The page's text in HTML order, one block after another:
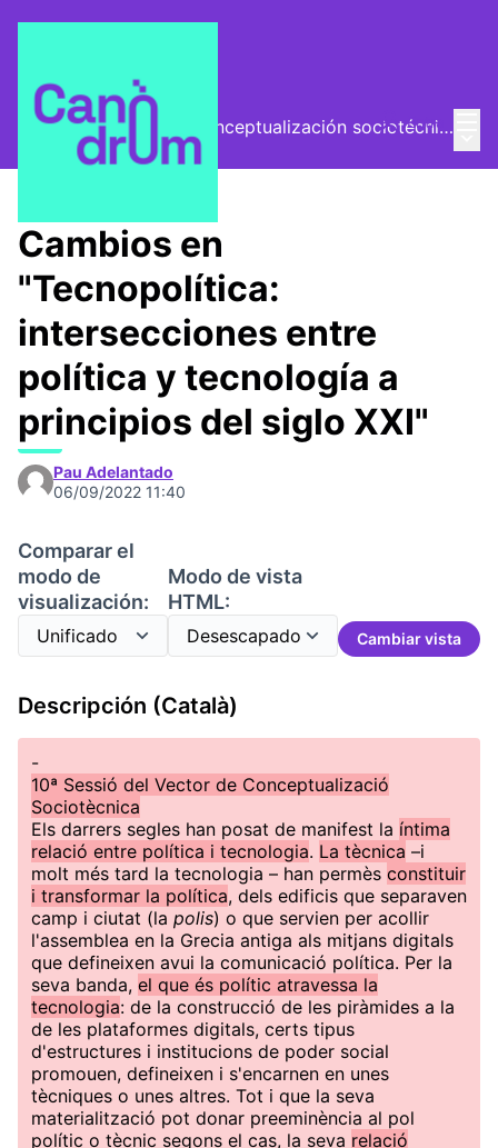
EntraEl Vector (vector de conceptualización sociotécnica)
Encuentros
Cambios en
"Tecnopolítica:
intersecciones entre
política y tecnología a
principios del siglo XXI"
Pau Adelantado
06/09/2022 11:40
Comparar el
modo de
visualización:
Modo de vista
HTML:
Cambiar vista
Descripción (Català)
-
10ª Sessió del Vector de Conceptualizació
Sociotècnica
Els darrers segles han posat de manifest la íntima
relació entre política i tecnologia. La tècnica –i
molt més tard la tecnologia – han permès constituir
i transformar la política, dels edificis que separaven
camp i ciutat (la polis) o que servien per acollir
l'assemblea en la Grecia antiga als mitjans digitals
que defineixen avui la comunicació política. Per la
seva banda, el que és polític atravessa la
tecnologia: de la construcció de les piràmides a la
de les plataformes digitals, certs tipus
d'estructures i institucions de poder social
promouen, defineixen i s'encarnen en unes
tècniques o unes altres. Tot i que la seva
materialització pot donar preeminència al pol
polític o tècnic segons el cas, la seva relació